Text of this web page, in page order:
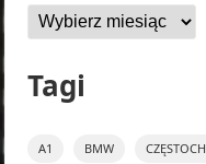
Archiwa
Tagi
A1 BMW